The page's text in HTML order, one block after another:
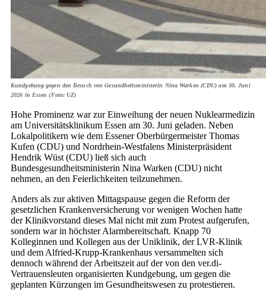
Kundgebung gegen den Besuch von Gesundheitsministerin Nina Warken (CDU) am 30. Juni
2026 in Essen (Foto: UZ)
Hohe Prominenz war zur Einweihung der neuen Nuklearmedizin
am Universitätsklinikum Essen am 30. Juni geladen. Neben
Lokalpolitikern wie dem Essener Oberbürgermeister Thomas
Kufen (CDU) und Nordrhein-Westfalens Ministerpräsident
Hendrik Wüst (CDU) ließ sich auch
Bundesgesundheitsministerin Nina Warken (CDU) nicht
nehmen, an den Feierlichkeiten teilzunehmen.
Anders als zur aktiven Mittagspause gegen die Reform der
gesetzlichen Krankenversicherung vor wenigen Wochen hatte
der Klinikvorstand dieses Mal nicht mit zum Protest aufgerufen,
sondern war in höchster Alarmbereitschaft. Knapp 70
Kolleginnen und Kollegen aus der Uniklinik, der LVR-Klinik
und dem Alfried-Krupp-Krankenhaus versammelten sich
dennoch während der Arbeitszeit auf der von den ver.di-
Vertrauensleuten organisierten Kundgebung, um gegen die
geplanten Kürzungen im Gesundheitswesen zu protestieren.